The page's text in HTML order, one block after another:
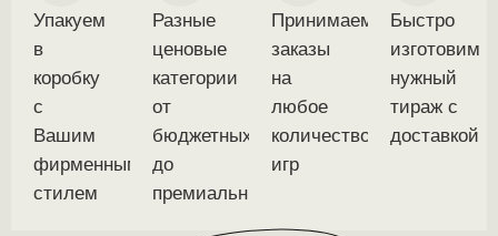
Упакуем
в
коробку
с
Вашим
фирменным
стилем
Разные
ценовые
категории
от
бюджетных
до
премиальных
Принимаем
заказы
на
любое
количество
игр
Быстро
изготовим
нужный
тираж с
доставкой